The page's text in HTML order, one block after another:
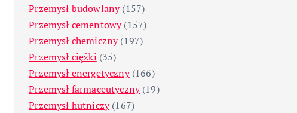
Przemysł budowlany(157)
Przemysł cementowy(157)
Przemysł chemiczny(197)
Przemysł ciężki (35)
Przemysł energetyczny(166)
Przemysł farmaceutyczny(19)
Przemysł hutniczy(167)